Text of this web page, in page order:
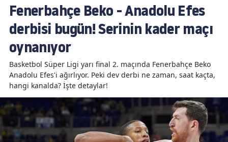
Fenerbahçe Beko - Anadolu Efes
derbisi bugün! Serinin kader maçı
oynanıyor
Basketbol Süper Ligi yarı final 2. maçında Fenerbahçe Beko
Anadolu Efes'i ağırlıyor. Peki dev derbi ne zaman, saat kaçta,
hangi kanalda? İşte detaylar!